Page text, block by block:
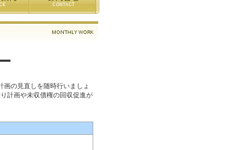
画の見直しを随時行いましょ
計画や未収債権の回収促進が